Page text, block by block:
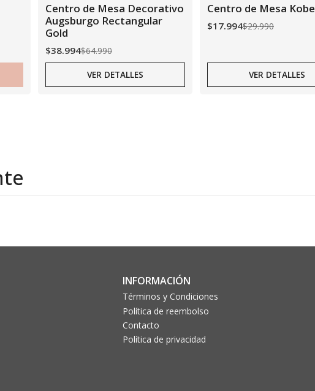
Agotado
Centro de Mesa Decorativo
Augsburgo Rectangular
Gold
$38.994$64.990
VER DETALLES
Agotado
Centro de Mesa Kobe
$17.994$29.990
VER DETALLES
INFORMACIÓN
Términos y Condiciones
Política de reembolso
Contacto
Política de privacidad